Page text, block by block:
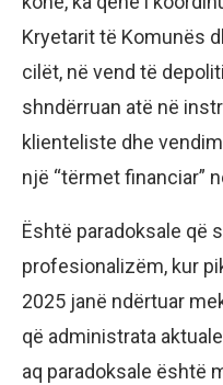
Kryetarit të Komunës
cilët, në vend të
shndërruan atë në
klienteliste dhe
një “tërmet financiar”
Është paradoksale që
profesionalizëm, kur
2025 janë ndërtuar
që administrata
aq paradoksale është